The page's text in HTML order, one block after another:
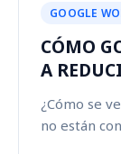
GOOGLE
CÓMO
A
¿Cómo se
no están